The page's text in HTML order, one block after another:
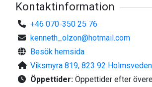
Kontaktinformation
+46 070-350 25 76
kenneth_olzon@hotmail.com
Besök hemsida
Viksmyra 819, 823 92 Holmsveden
Öppettider: Öppettider efter